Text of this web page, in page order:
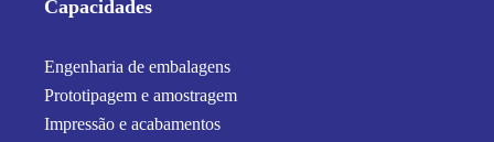
Capacidades
Engenharia de embalagens
Prototipagem e amostragem
Impressão e acabamentos